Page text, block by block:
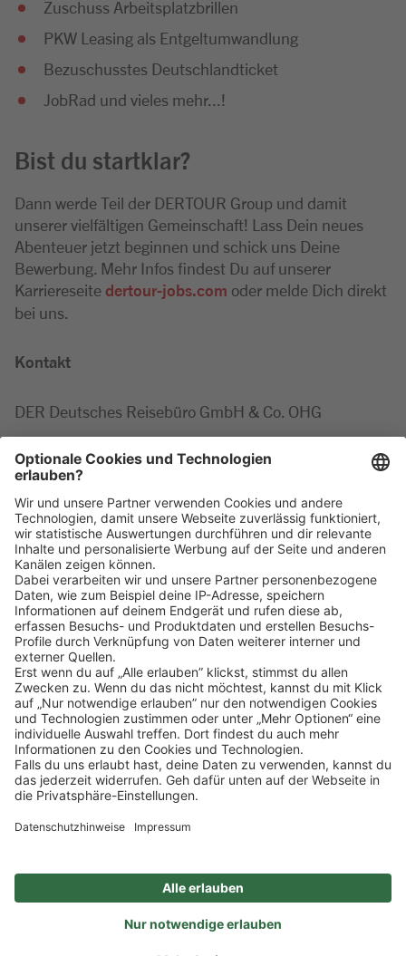
Zuschuss Arbeitsplatzbrillen
PKW Leasing als Entgeltumwandlung
Bezuschusstes Deutschlandticket
JobRad und vieles mehr...!
Bist du startklar?
Dann werde Teil der DERTOUR Group und damit
unserer vielfältigen Gemeinschaft! Lass Dein neues
Abenteuer jetzt beginnen und schick uns Deine
Bewerbung. Mehr Infos findest Du auf unserer
Karriereseitedertour-jobs.com oder melde Dich direkt
bei uns.
Kontakt
DER Deutsches Reisebüro GmbH & Co. OHG
Marie-LuiseMinor
Tel: +49 2203 42687
Klickehier, um alle offenen Jobs zu sehen.
Impressum Datenschutz
Privatsphäre-Einstellungen
FAQ
Veranstaltungen
Sitemap